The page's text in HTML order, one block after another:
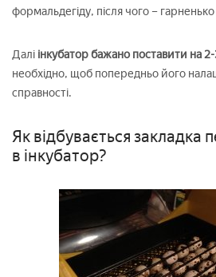
формальдегіду, після чого –
Далі інкубатор бажано поставити на
необхідно, щоб попередньо його
справності.
Як відбувається закладка
в інкубатор?